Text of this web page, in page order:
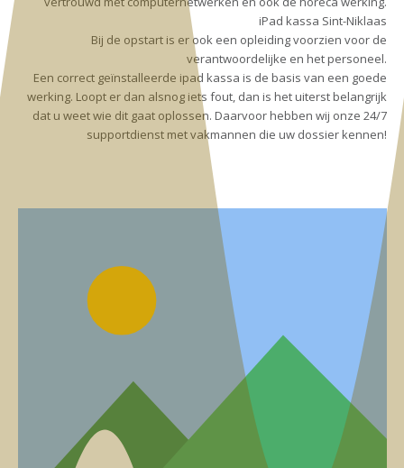
iPad kassa Sint-Niklaas
Bij de opstart is er ook een opleiding voorzien voor de
verantwoordelijke en het personeel.
Een correct geïnstalleerde ipad kassa is de basis van een goede
werking. Loopt er dan alsnog iets fout, dan is het uiterst belangrijk
dat u weet wie dit gaat oplossen. Daarvoor hebben wij onze 24/7
supportdienst met vakmannen die uw dossier kennen!